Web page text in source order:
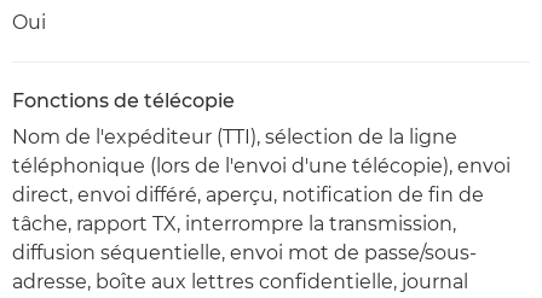
Oui
Fonctions de télécopie
Nom de l'expéditeur (TTI), sélection de la ligne
téléphonique (lors de l'envoi d'une télécopie), envoi
direct, envoi différé, aperçu, notification de fin de
tâche, rapport TX, interrompre la transmission,
diffusion séquentielle, envoi mot de passe/sous-
adresse, boîte aux lettres confidentielle, journal